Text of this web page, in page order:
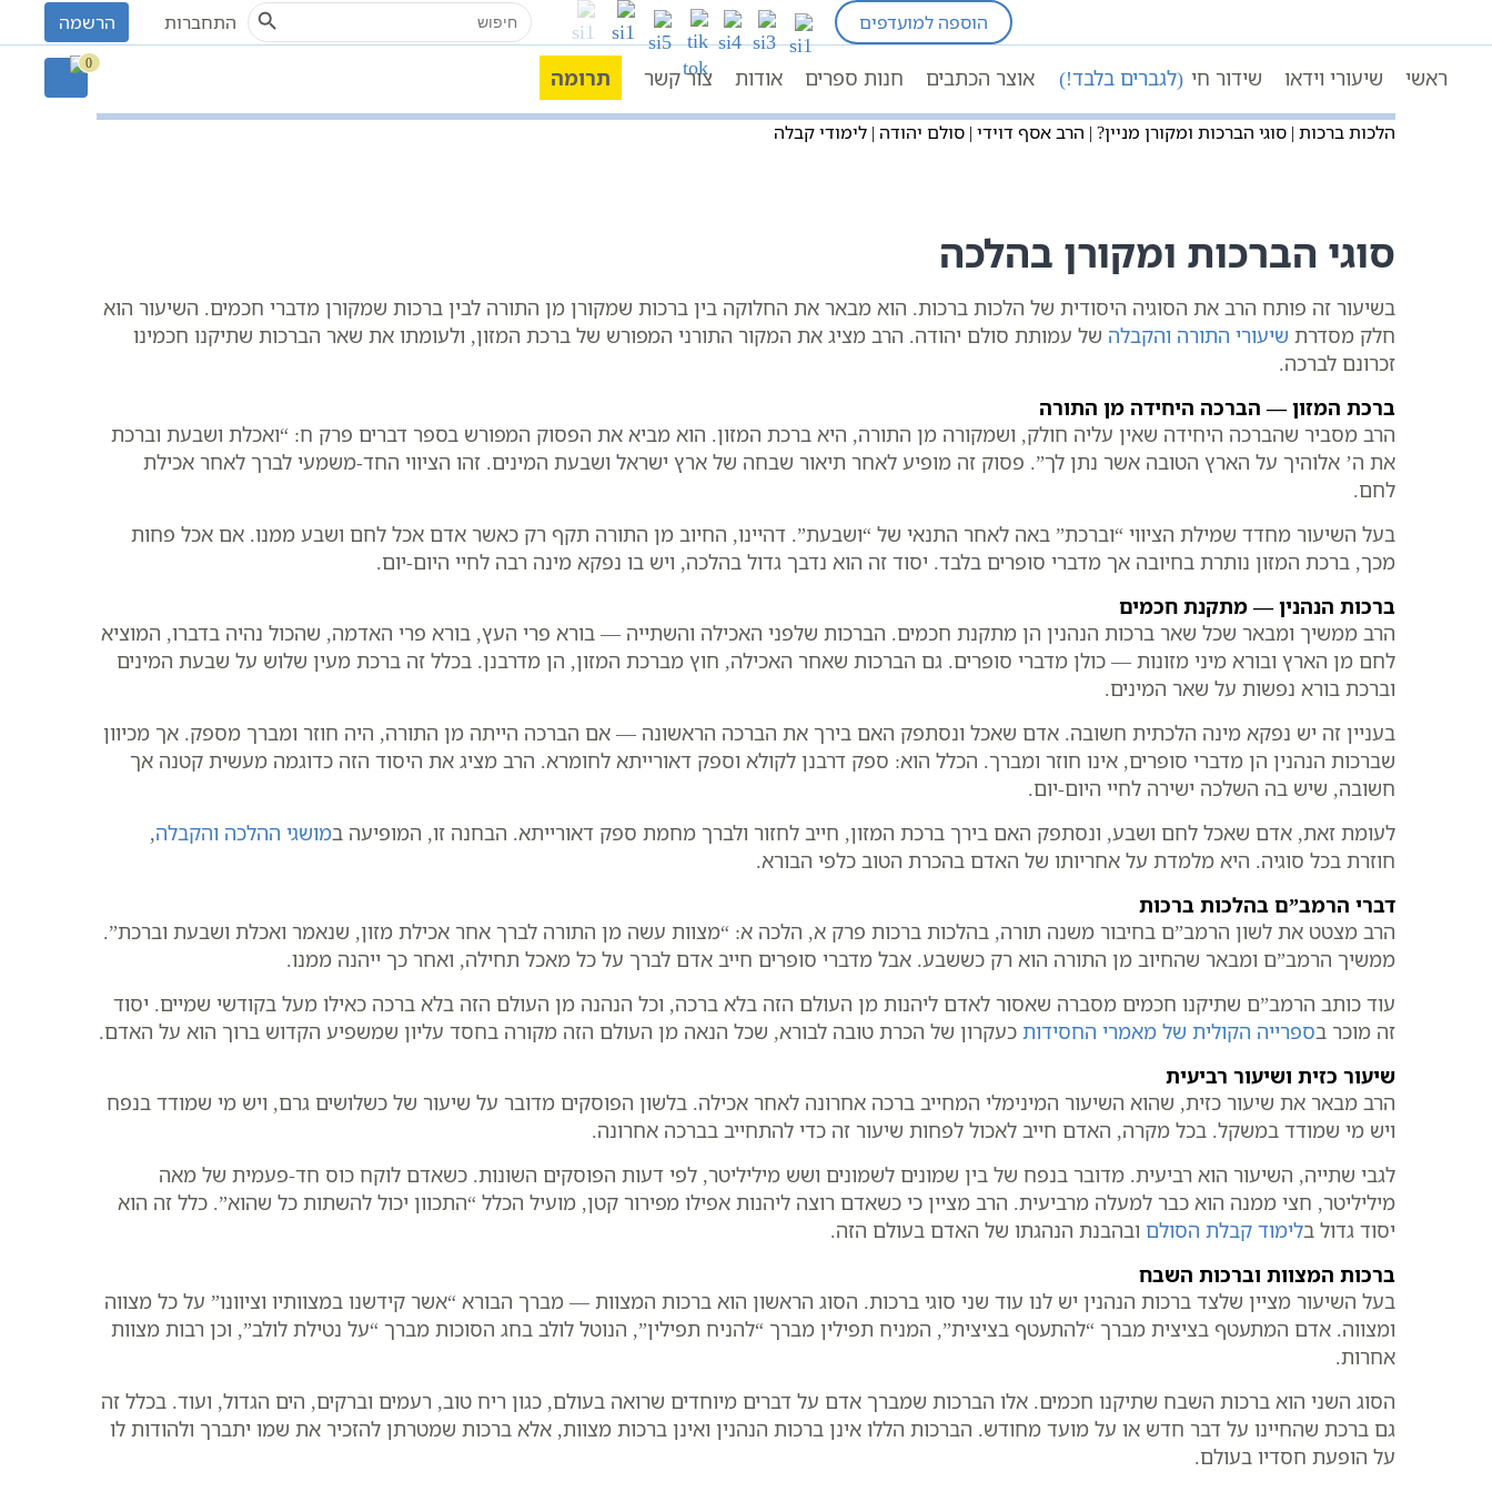
to
הוספה למועדפים Search
for: התחברות הרשמה
ראשי שיעורי וידאו שידור חי (לגברים בלבד!) אוצר הכתבים חנות ספרים אודות צור קשר תרומה
0
עמוד ראשי שיעורי וידאו שיעורי הלכה
הלכות ברכות
הלכות ברכות | סוגי הברכות ומקורן מניין? | הרב אסף דוידי | סולם יהודה | לימודי קבלה
הלכות ברכות | סוגי הברכות ומקורן מניין? | הרב אסף דוידי | סולם יהודה | לימודי קבלה
סוגי הברכות ומקורן בהלכה
בשיעור זה פותח הרב את הסוגיה היסודית של הלכות ברכות. הוא מבאר את החלוקה בין ברכות שמקורן מן התורה לבין ברכות שמקורן מדברי חכמים. השיעור הוא
חלק מסדרת שיעורי התורה והקבלה של עמותת סולם יהודה. הרב מציג את המקור התורני המפורש של ברכת המזון, ולעומתו את שאר הברכות שתיקנו חכמינו
זכרונם לברכה.
ברכת המזון — הברכה היחידה מן התורה
הרב מסביר שהברכה היחידה שאין עליה חולק, ושמקורה מן התורה, היא ברכת המזון. הוא מביא את הפסוק המפורש בספר דברים פרק ח: “ואכלת ושבעת וברכת
את ה’ אלוהיך על הארץ הטובה אשר נתן לך”. פסוק זה מופיע לאחר תיאור שבחה של ארץ ישראל ושבעת המינים. זהו הציווי החד-משמעי לברך לאחר אכילת
לחם.
בעל השיעור מחדד שמילת הציווי “וברכת” באה לאחר התנאי של “ושבעת”. דהיינו, החיוב מן התורה תקף רק כאשר אדם אכל לחם ושבע ממנו. אם אכל פחות
מכך, ברכת המזון נותרת בחיובה אך מדברי סופרים בלבד. יסוד זה הוא נדבך גדול בהלכה, ויש בו נפקא מינה רבה לחיי היום-יום.
ברכות הנהנין — מתקנת חכמים
הרב ממשיך ומבאר שכל שאר ברכות הנהנין הן מתקנת חכמים. הברכות שלפני האכילה והשתייה — בורא פרי העץ, בורא פרי האדמה, שהכול נהיה בדברו, המוציא
לחם מן הארץ ובורא מיני מזונות — כולן מדברי סופרים. גם הברכות שאחר האכילה, חוץ מברכת המזון, הן מדרבנן. בכלל זה ברכת מעין שלוש על שבעת המינים
וברכת בורא נפשות על שאר המינים.
בעניין זה יש נפקא מינה הלכתית חשובה. אדם שאכל ונסתפק האם בירך את הברכה הראשונה — אם הברכה הייתה מן התורה, היה חוזר ומברך מספק. אך מכיוון
שברכות הנהנין הן מדברי סופרים, אינו חוזר ומברך. הכלל הוא: ספק דרבנן לקולא וספק דאורייתא לחומרא. הרב מציג את היסוד הזה כדוגמה מעשית קטנה אך
חשובה, שיש בה השלכה ישירה לחיי היום-יום.
לעומת זאת, אדם שאכל לחם ושבע, ונסתפק האם בירך ברכת המזון, חייב לחזור ולברך מחמת ספק דאורייתא. הבחנה זו, המופיעה במושגי ההלכה והקבלה,
חוזרת בכל סוגיה. היא מלמדת על אחריותו של האדם בהכרת הטוב כלפי הבורא.
דברי הרמב”ם בהלכות ברכות
הרב מצטט את לשון הרמב”ם בחיבור משנה תורה, בהלכות ברכות פרק א, הלכה א: “מצוות עשה מן התורה לברך אחר אכילת מזון, שנאמר ואכלת ושבעת וברכת”.
ממשיך הרמב”ם ומבאר שהחיוב מן התורה הוא רק כששבע. אבל מדברי סופרים חייב אדם לברך על כל מאכל תחילה, ואחר כך ייהנה ממנו.
עוד כותב הרמב”ם שתיקנו חכמים מסברה שאסור לאדם ליהנות מן העולם הזה בלא ברכה, וכל הנהנה מן העולם הזה בלא ברכה כאילו מעל בקודשי שמיים. יסוד
זה מוכר בספרייה הקולית של מאמרי החסידות כעקרון של הכרת טובה לבורא, שכל הנאה מן העולם הזה מקורה בחסד עליון שמשפיע הקדוש ברוך הוא על האדם.
שיעור כזית ושיעור רביעית
הרב מבאר את שיעור כזית, שהוא השיעור המינימלי המחייב ברכה אחרונה לאחר אכילה. בלשון הפוסקים מדובר על שיעור של כשלושים גרם, ויש מי שמודד בנפח
ויש מי שמודד במשקל. בכל מקרה, האדם חייב לאכול לפחות שיעור זה כדי להתחייב בברכה אחרונה.
לגבי שתייה, השיעור הוא רביעית. מדובר בנפח של בין שמונים לשמונים ושש מיליליטר, לפי דעות הפוסקים השונות. כשאדם לוקח כוס חד-פעמית של מאה
מיליליטר, חצי ממנה הוא כבר למעלה מרביעית. הרב מציין כי כשאדם רוצה ליהנות אפילו מפירור קטן, מועיל הכלל “התכוון יכול להשתות כל שהוא”. כלל זה הוא
יסוד גדול בלימוד קבלת הסולם ובהבנת הנהגתו של האדם בעולם הזה.
ברכות המצוות וברכות השבח
בעל השיעור מציין שלצד ברכות הנהנין יש לנו עוד שני סוגי ברכות. הסוג הראשון הוא ברכות המצוות — מברך הבורא “אשר קידשנו במצוותיו וציוונו” על כל מצווה
ומצווה. אדם המתעטף בציצית מברך “להתעטף בציצית”, המניח תפילין מברך “להניח תפילין”, הנוטל לולב בחג הסוכות מברך “על נטילת לולב”, וכן רבות מצוות
אחרות.
הסוג השני הוא ברכות השבח שתיקנו חכמים. אלו הברכות שמברך אדם על דברים מיוחדים שרואה בעולם, כגון ריח טוב, רעמים וברקים, הים הגדול, ועוד. בכלל זה
גם ברכת שהחיינו על דבר חדש או על מועד מחודש. הברכות הללו אינן ברכות הנהנין ואינן ברכות מצוות, אלא ברכות שמטרתן להזכיר את שמו יתברך ולהודות לו
על הופעת חסדיו בעולם.